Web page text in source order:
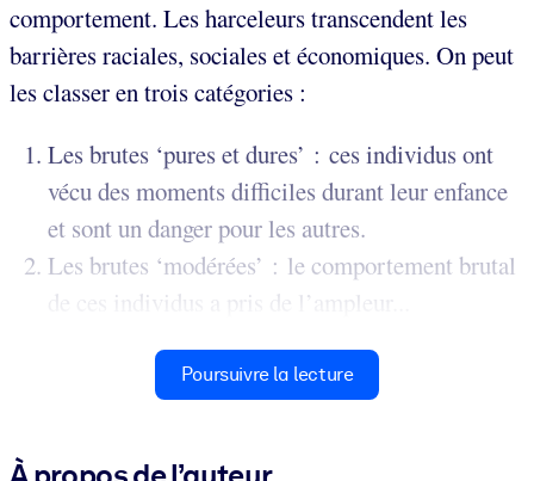
comportement. Les harceleurs transcendent les
barrières raciales, sociales et économiques. On peut
les classer en trois catégories :
Les brutes ‘pures et dures’ : ces individus ont
vécu des moments difficiles durant leur enfance
et sont un danger pour les autres.
Les brutes ‘modérées’ : le comportement brutal
de ces individus a pris de l’ampleur...
Poursuivre la lecture